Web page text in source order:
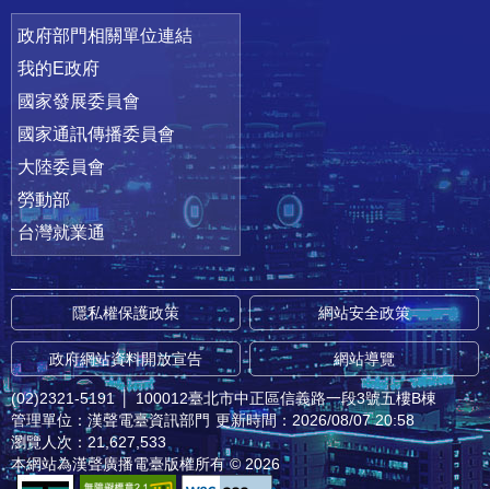
政府部門相關單位連結
我的E政府
國家發展委員會
國家通訊傳播委員會
大陸委員會
勞動部
台灣就業通
隱私權保護政策 網站安全政策
政府網站資料開放宣告 網站導覽
(02)2321-5191 │ 100012臺北市中正區信義路一段3號五樓B棟
管理單位：漢聲電臺資訊部門 更新時間：2026/08/07 20:58
瀏覽人次：21,627,533
本網站為漢聲廣播電臺版權所有 © 2026